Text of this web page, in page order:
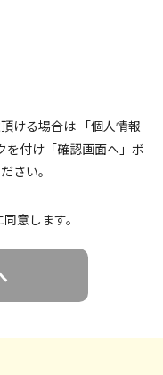
ける場合は「個人情報
を付け「確認画面へ」ボ
さい。
意します。